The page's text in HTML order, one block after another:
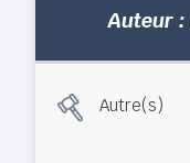
Auteur :
Autre(s)